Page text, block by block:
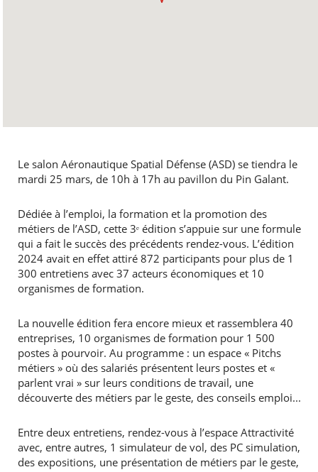
Le salon Aéronautique Spatial Défense (ASD) se tiendra le
mardi 25 mars, de 10h à 17h au pavillon du Pin Galant.
Dédiée à l’emploi, la formation et la promotion des
métiers de l’ASD, cette 3ᵉ édition s’appuie sur une formule
qui a fait le succès des précédents rendez-vous. L’édition
2024 avait en effet attiré 872 participants pour plus de 1
300 entretiens avec 37 acteurs économiques et 10
organismes de formation.
La nouvelle édition fera encore mieux et rassemblera 40
entreprises, 10 organismes de formation pour 1 500
postes à pourvoir. Au programme : un espace « Pitchs
métiers » où des salariés présentent leurs postes et «
parlent vrai » sur leurs conditions de travail, une
découverte des métiers par le geste, des conseils emploi...
Entre deux entretiens, rendez-vous à l’espace Attractivité
avec, entre autres, 1 simulateur de vol, des PC simulation,
des expositions, une présentation de métiers par le geste,